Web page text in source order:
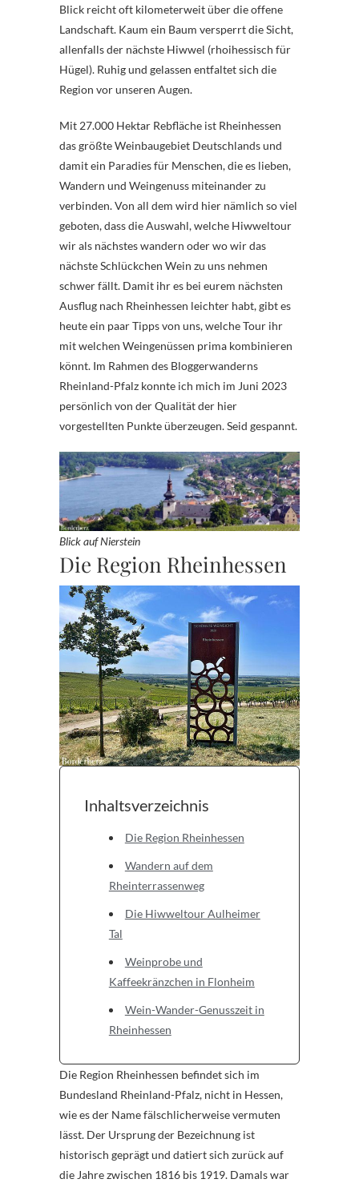
Blick reicht oft kilometerweit über die offene
Landschaft. Kaum ein Baum versperrt die Sicht,
allenfalls der nächste Hiwwel (rhoihessisch für
Hügel). Ruhig und gelassen entfaltet sich die
Region vor unseren Augen.
Mit 27.000 Hektar Rebfläche ist Rheinhessen
das größte Weinbaugebiet Deutschlands und
damit ein Paradies für Menschen, die es lieben,
Wandern und Weingenuss miteinander zu
verbinden. Von all dem wird hier nämlich so viel
geboten, dass die Auswahl, welche Hiwweltour
wir als nächstes wandern oder wo wir das
nächste Schlückchen Wein zu uns nehmen
schwer fällt. Damit ihr es bei eurem nächsten
Ausflug nach Rheinhessen leichter habt, gibt es
heute ein paar Tipps von uns, welche Tour ihr
mit welchen Weingenüssen prima kombinieren
könnt. Im Rahmen des Bloggerwanderns
Rheinland-Pfalz konnte ich mich im Juni 2023
persönlich von der Qualität der hier
vorgestellten Punkte überzeugen. Seid gespannt.
Blick auf Nierstein
Die Region Rheinhessen
Inhaltsverzeichnis
Die Region Rheinhessen
Wandern auf dem
Rheinterrassenweg
Die Hiwweltour Aulheimer
Tal
Weinprobe und
Kaffeekränzchen in Flonheim
Wein-Wander-Genusszeit in
Rheinhessen
Die Region Rheinhessen befindet sich im
Bundesland Rheinland-Pfalz, nicht in Hessen,
wie es der Name fälschlicherweise vermuten
lässt. Der Ursprung der Bezeichnung ist
historisch geprägt und datiert sich zurück auf
die Jahre zwischen 1816 bis 1919. Damals war